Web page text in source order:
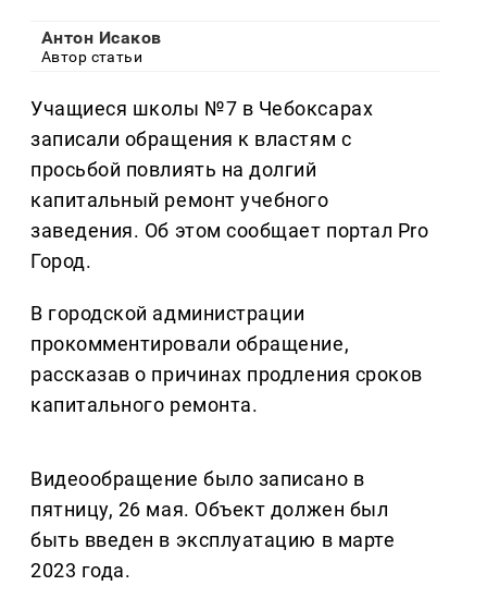
Антон Исаков
Автор статьи
Учащиеся школы №7 в Чебоксарах
записали обращения к властям с
просьбой повлиять на долгий
капитальный ремонт учебного
заведения. Об этом сообщает портал Pro
Город.
В городской администрации
прокомментировали обращение,
рассказав о причинах продления сроков
капитального ремонта.
Видеообращение было записано в
пятницу, 26 мая. Объект должен был
быть введен в эксплуатацию в марте
2023 года.